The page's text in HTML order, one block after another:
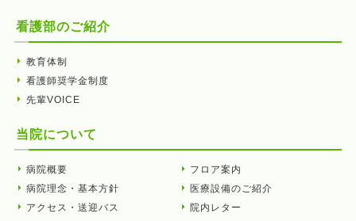
看護部のご紹介
教育体制
看護師奨学金制度
先輩VOICE
当院について
病院概要
病院理念・基本方針
アクセス・送迎バス
フロア案内
医療設備のご紹介
院内レター